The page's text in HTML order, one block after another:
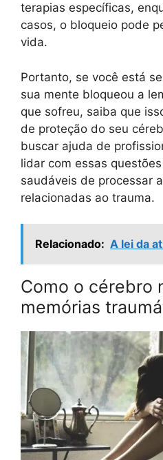
terapias específicas,
casos, o bloqueio pode
vida.
Portanto, se você está
sua mente bloqueou a
que sofreu, saiba que
de proteção do seu
buscar ajuda de
lidar com essas
saudáveis de processar
relacionadas ao trauma.
Relacionado: A lei da
Como o cérebro
memórias